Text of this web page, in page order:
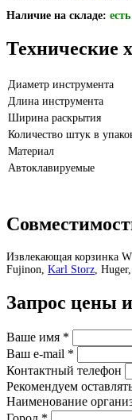
Наличие на складе: есть
Технические
Диаметр инструмента
Длина инструмента
Ширина раскрытия
Количество штук в
Материал
Автоклавируемые
Извлекающая корзинка
Fujinon, Karl Storz ,
Запрос цены
Ваше имя *
Ваш e-mail *
Контактный телефон
Рекомендуем
Наименование